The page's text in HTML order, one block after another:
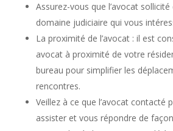
Assurez-vous que l’avocat
domaine judiciaire qui vous
La proximité de l’avocat : il est
avocat à proximité de votre
bureau pour simplifier les
rencontres.
Veillez à ce que l’avocat contacté
assister et vous répondre de